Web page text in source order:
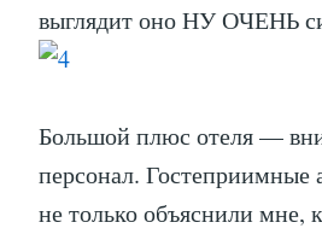
выглядит оно НУ ОЧЕНЬ
Большой плюс отеля —
персонал. Гостеприимные
не только объяснили мне,